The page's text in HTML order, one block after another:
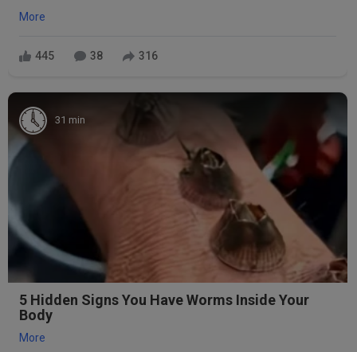
More
445 38 316
31 min
5 Hidden Signs You Have Worms Inside Your
Body
More